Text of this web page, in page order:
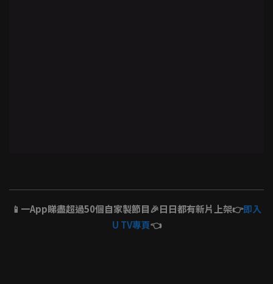
📱一App睇盡超過50個自家製節目🎉日日都有新片上架👉即入
U TV專頁👈